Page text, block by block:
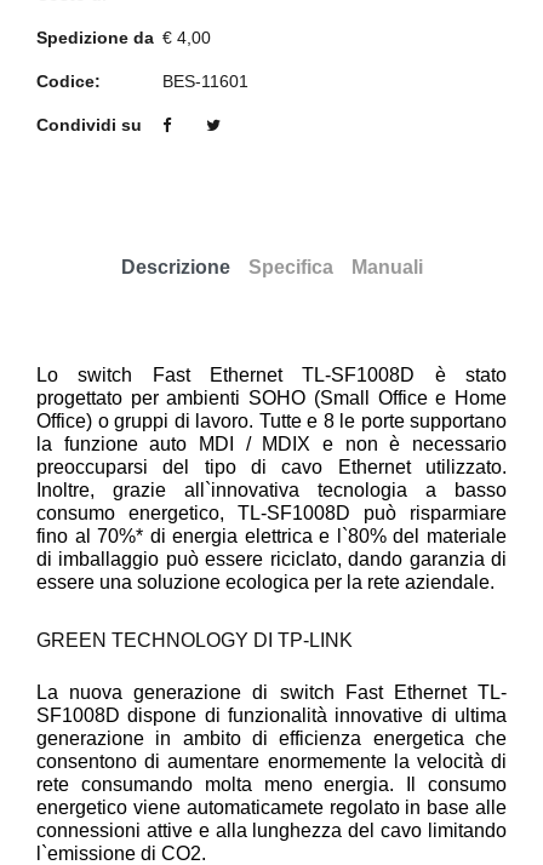
Spedizione da € 4,00
Codice: BES-11601
Condividi su
Descrizione Specifica Manuali
Lo switch Fast Ethernet TL-SF1008D è stato
progettato per ambienti SOHO (Small Office e Home
Office) o gruppi di lavoro. Tutte e 8 le porte supportano
la funzione auto MDI / MDIX e non è necessario
preoccuparsi del tipo di cavo Ethernet utilizzato.
Inoltre, grazie all`innovativa tecnologia a basso
consumo energetico, TL-SF1008D può risparmiare
fino al 70%* di energia elettrica e l`80% del materiale
di imballaggio può essere riciclato, dando garanzia di
essere una soluzione ecologica per la rete aziendale.
GREEN TECHNOLOGY DI TP-LINK
La nuova generazione di switch Fast Ethernet TL-
SF1008D dispone di funzionalità innovative di ultima
generazione in ambito di efficienza energetica che
consentono di aumentare enormemente la velocità di
rete consumando molta meno energia. Il consumo
energetico viene automaticamete regolato in base alle
connessioni attive e alla lunghezza del cavo limitando
l`emissione di CO2.